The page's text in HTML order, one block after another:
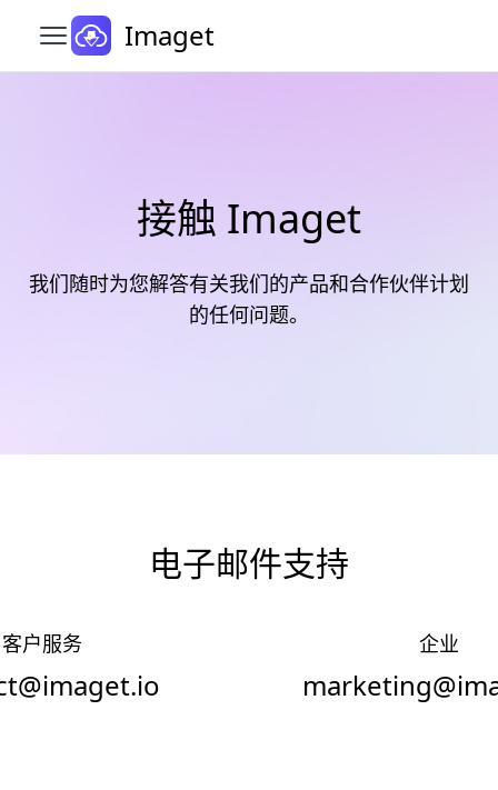
打开主菜单Imaget
接触 Imaget
我们随时为您解答有关我们的产品和合作伙伴计划
的任何问题。
电子邮件支持
客户服务 企业